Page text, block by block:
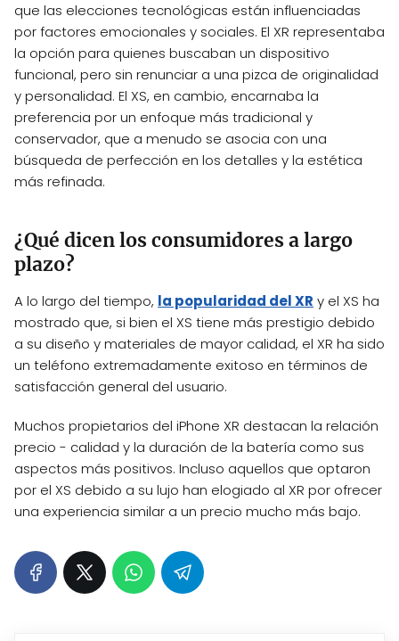
que las elecciones tecnológicas están influenciadas
por factores emocionales y sociales. El XR representaba
la opción para quienes buscaban un dispositivo
funcional, pero sin renunciar a una pizca de originalidad
y personalidad. El XS, en cambio, encarnaba la
preferencia por un enfoque más tradicional y
conservador, que a menudo se asocia con una
búsqueda de perfección en los detalles y la estética
más refinada.
¿Qué dicen los consumidores a largo
plazo?
A lo largo del tiempo, la popularidad del XR y el XS ha
mostrado que, si bien el XS tiene más prestigio debido
a su diseño y materiales de mayor calidad, el XR ha sido
un teléfono extremadamente exitoso en términos de
satisfacción general del usuario.
Muchos propietarios del iPhone XR destacan la relación
precio - calidad y la duración de la batería como sus
aspectos más positivos. Incluso aquellos que optaron
por el XS debido a su lujo han elogiado al XR por ofrecer
una experiencia similar a un precio mucho más bajo.